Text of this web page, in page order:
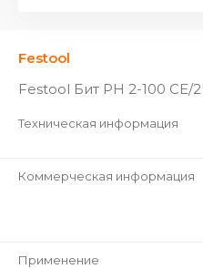
Festool
Festool Бит PH 2-100 CE/2
Техническая информация
Коммерческая информация
Применение